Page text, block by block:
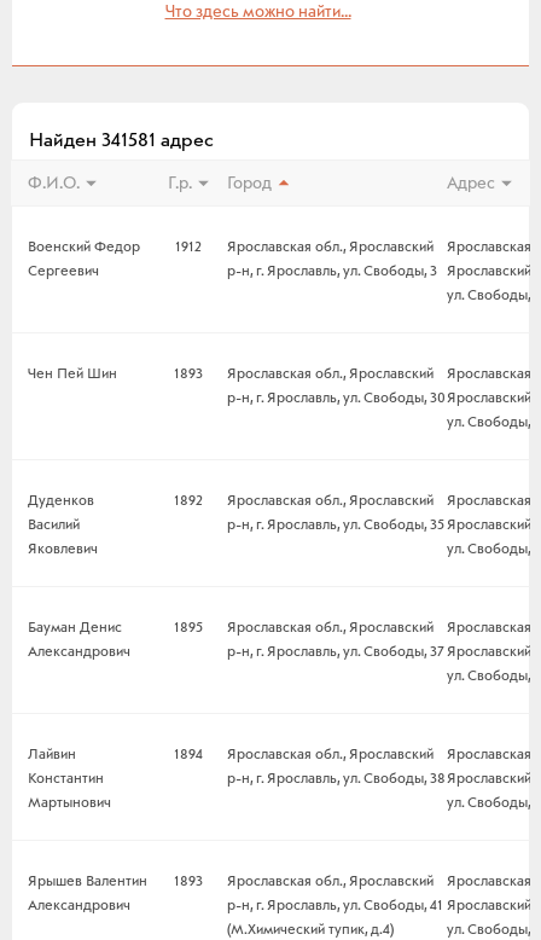
Что здесь можно найти...
Найден 341581 адрес
Ф.И.О. Г.р. Город Адрес
Военский Федор
Сергеевич
1912
Ярославская обл., Ярославский
р-н, г. Ярославль, ул. Свободы, 3
Ярославская
Ярославский
ул. Свободы, 3
Чен Пей Шин 1893
Ярославская обл., Ярославский
р-н, г. Ярославль, ул. Свободы, 30
Ярославская
Ярославский
ул. Свободы,
Дуденков
Василий
Яковлевич
1892
Ярославская обл., Ярославский
р-н, г. Ярославль, ул. Свободы, 35
Ярославская
Ярославский
ул. Свободы,
Бауман Денис
Александрович
1895
Ярославская обл., Ярославский
р-н, г. Ярославль, ул. Свободы, 37
Ярославская
Ярославский
ул. Свободы,
Лайвин
Константин
Мартынович
1894
Ярославская обл., Ярославский
р-н, г. Ярославль, ул. Свободы, 38
Ярославская
Ярославский
ул. Свободы,
Ярышев Валентин
Александрович
1893
Ярославская обл., Ярославский
р-н, г. Ярославль, ул. Свободы, 41
(М.Химический тупик, д.4)
Ярославская
Ярославский
ул. Свободы,